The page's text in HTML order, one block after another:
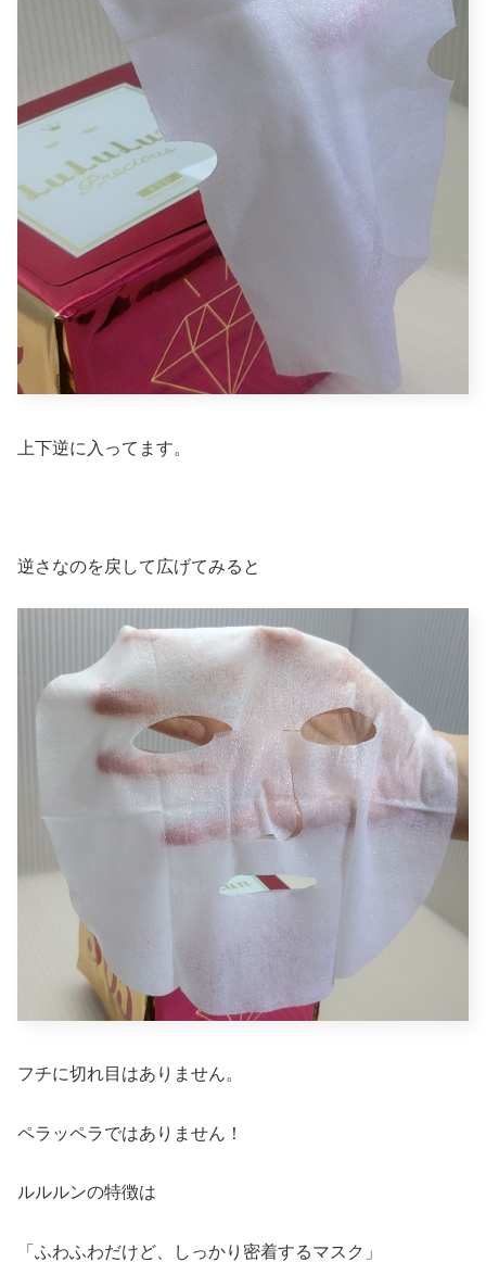
上下逆に入ってます。
逆さなのを戻して広げてみると
フチに切れ目はありません。
ペラッペラではありません！
ルルルンの特徴は
「ふわふわだけど、しっかり密着するマスク」